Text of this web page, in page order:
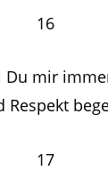
16
Du mir
17